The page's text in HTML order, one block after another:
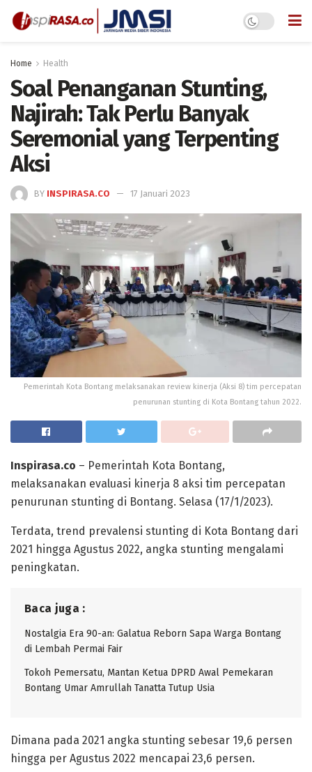
Home Health
Soal Penanganan Stunting,
Najirah: Tak Perlu Banyak
Seremonial yang Terpenting
Aksi
BY INSPIRASA.CO 17 Januari 2023
Pemerintah Kota Bontang melaksanakan review kinerja (Aksi 8) tim percepatan
penurunan stunting di Kota Bontang tahun 2022.
Inspirasa.co – Pemerintah Kota Bontang,
melaksanakan evaluasi kinerja 8 aksi tim percepatan
penurunan stunting di Bontang. Selasa (17/1/2023).
Terdata, trend prevalensi stunting di Kota Bontang dari
2021 hingga Agustus 2022, angka stunting mengalami
peningkatan.
Baca juga :
Nostalgia Era 90-an: Galatua Reborn Sapa Warga Bontang
di Lembah Permai Fair
Tokoh Pemersatu, Mantan Ketua DPRD Awal Pemekaran
Bontang Umar Amrullah Tanatta Tutup Usia
Dimana pada 2021 angka stunting sebesar 19,6 persen
hingga per Agustus 2022 mencapai 23,6 persen.